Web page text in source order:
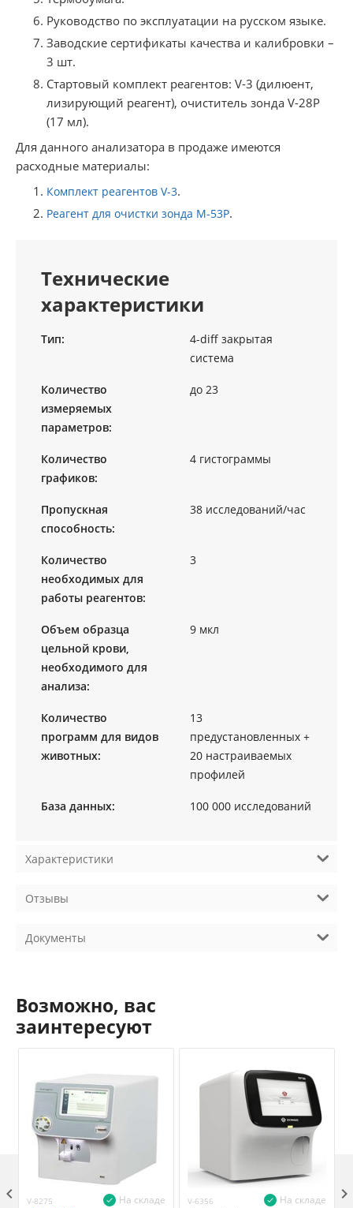
Руководство по эксплуатации на русском языке.
Заводские сертификаты качества и калибровки –
3 шт.
Стартовый комплект реагентов: V-3 (дилюент,
лизирующий реагент), очиститель зонда V-28P
(17 мл).
Для данного анализатора в продаже имеются
расходные материалы:
Комплект реагентов V-3.
Реагент для очистки зонда M-53P.
Технические
характеристики
Тип:
4-diff закрытая
система
Количество
измеряемых
параметров:
до 23
Количество
графиков:
4 гистограммы
Пропускная
способность:
38 исследований/час
Количество
необходимых для
работы реагентов:
3
Объем образца
цельной крови,
необходимого для
анализа:
9 мкл
Количество
программ для видов
животных:
13
предустановленных +
20 настраиваемых
профилей
База данных: 100 000 исследований
Характеристики
Отзывы
Документы
Возможно, вас
заинтересуют
V-8275 На складе V-6356 На складе
 